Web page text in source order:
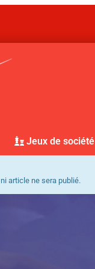
Jeux de société
article ne sera publié.